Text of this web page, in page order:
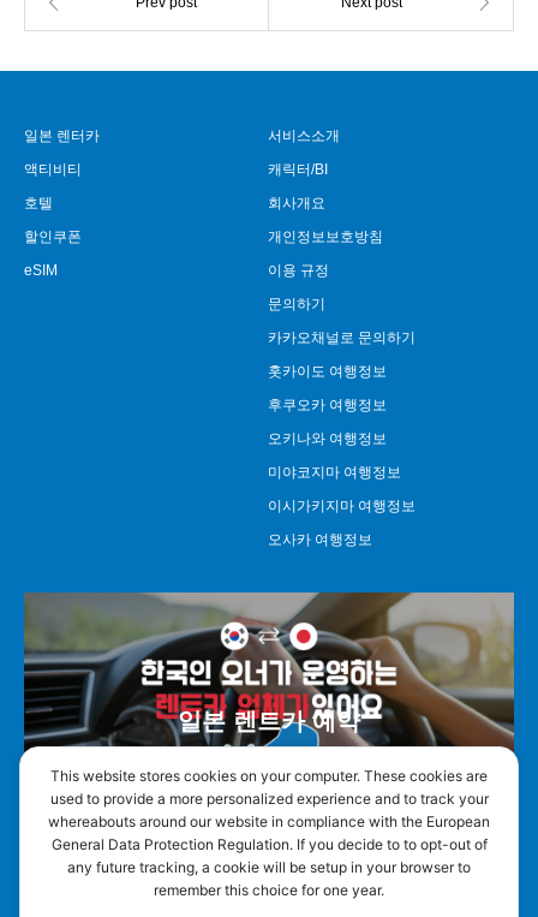
일본 렌터카
액티비티
호텔
할인쿠폰
eSIM
서비스소개
캐릭터/BI
회사개요
개인정보보호방침
이용 규정
문의하기
카카오채널로 문의하기
홋카이도 여행정보
후쿠오카 여행정보
오키나와 여행정보
미야코지마 여행정보
이시가키지마 여행정보
오사카 여행정보
일본 렌트카 예약
오박사투어 연구소
This website stores cookies on your computer. These cookies are
used to provide a more personalized experience and to track your
whereabouts around our website in compliance with the European
General Data Protection Regulation. If you decide to to opt-out of
any future tracking, a cookie will be setup in your browser to
remember this choice for one year.